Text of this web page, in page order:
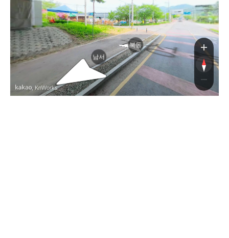
남서
북동
, KnWorks